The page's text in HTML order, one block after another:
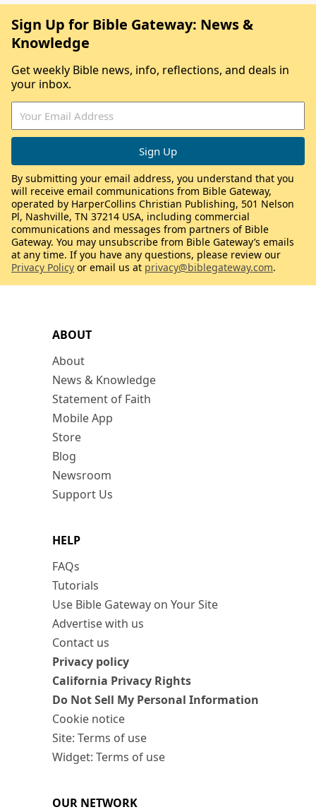
ABOUT
About
News & Knowledge
Statement of Faith
Mobile App
Store
Blog
Newsroom
Support Us
HELP
FAQs
Tutorials
Use Bible Gateway on Your Site
Advertise with us
Contact us
Privacy policy
California Privacy Rights
Do Not Sell My Personal Information
Cookie notice
Site: Terms of use
Widget: Terms of use
OUR NETWORK
Sign Up for Bible Gateway: News &
Knowledge
Get weekly Bible news, info, reflections, and deals in
your inbox.
By submitting your email address, you understand that you
will receive email communications from Bible Gateway,
operated by HarperCollins Christian Publishing, 501 Nelson
Pl, Nashville, TN 37214 USA, including commercial
communications and messages from partners of Bible
Gateway. You may unsubscribe from Bible Gateway’s emails
at any time. If you have any questions, please review our
Privacy Policy or email us at privacy@biblegateway.com.